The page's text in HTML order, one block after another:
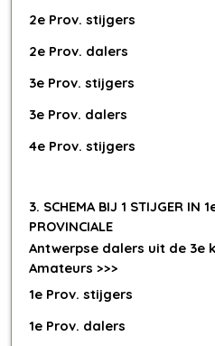
2e Prov. stijgers
2e Prov. dalers
3e Prov. stijgers
3e Prov. dalers
4e Prov. stijgers
3. SCHEMA BIJ 1 STIJGER IN
PROVINCIALE
Antwerpse dalers uit de 3e
Amateurs >>>
1e Prov. stijgers
1e Prov. dalers